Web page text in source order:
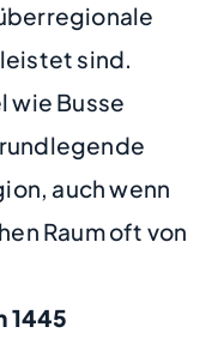
sind.
Busse
auch wenn
Raum oft von
1445